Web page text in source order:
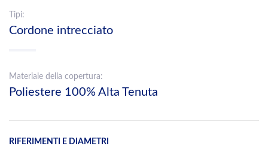
Tipi:
Cordone intrecciato
Materiale della copertura:
Poliestere 100% Alta Tenuta
RIFERIMENTI E DIAMETRI